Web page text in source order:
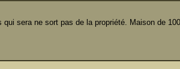
sera ne sort pas de la propriété. Maison de